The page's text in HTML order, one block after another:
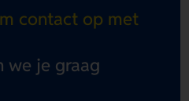
contact op met
we je graag